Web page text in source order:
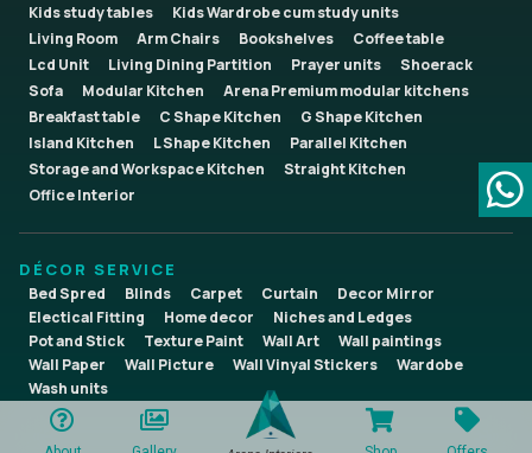
Kids study tables
Kids Wardrobe cum study units
Living Room
Arm Chairs Bookshelves
Coffee table
Lcd Unit
Living Dining Partition Prayer units
Shoerack
Sofa
Modular Kitchen
Arena Premium modular kitchens
Breakfast table
C Shape Kitchen
G Shape Kitchen
Island Kitchen
L Shape Kitchen
Parallel Kitchen
Storage and Workspace Kitchen
Straight Kitchen
Office Interior
DÉCOR SERVICE
Bed Spred Blinds Carpet Curtain
Decor Mirror
Electical Fitting
Home decor
Niches and Ledges
Pot and Stick
Texture Paint Wall Art
Wall paintings
Wall Paper
Wall Picture Wall Vinyal Stickers
Wardobe
Wash units